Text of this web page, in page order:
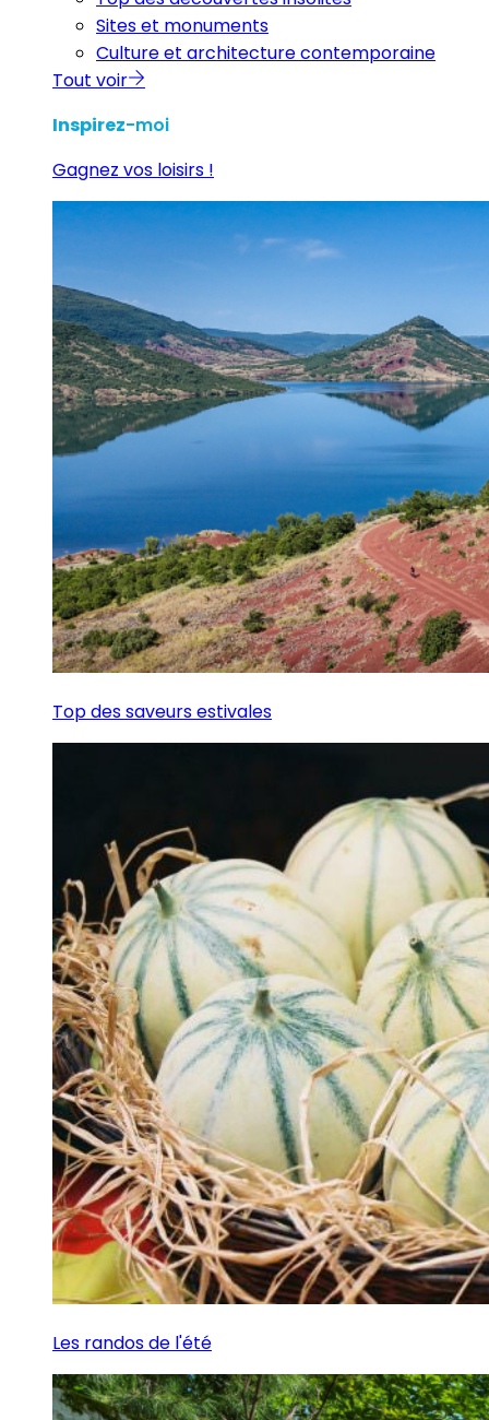
Sites et monuments
Culture et architecture contemporaine
Tout voir
Inspirez-moi
Gagnez vos loisirs !
Top des saveurs estivales
Les randos de l'été